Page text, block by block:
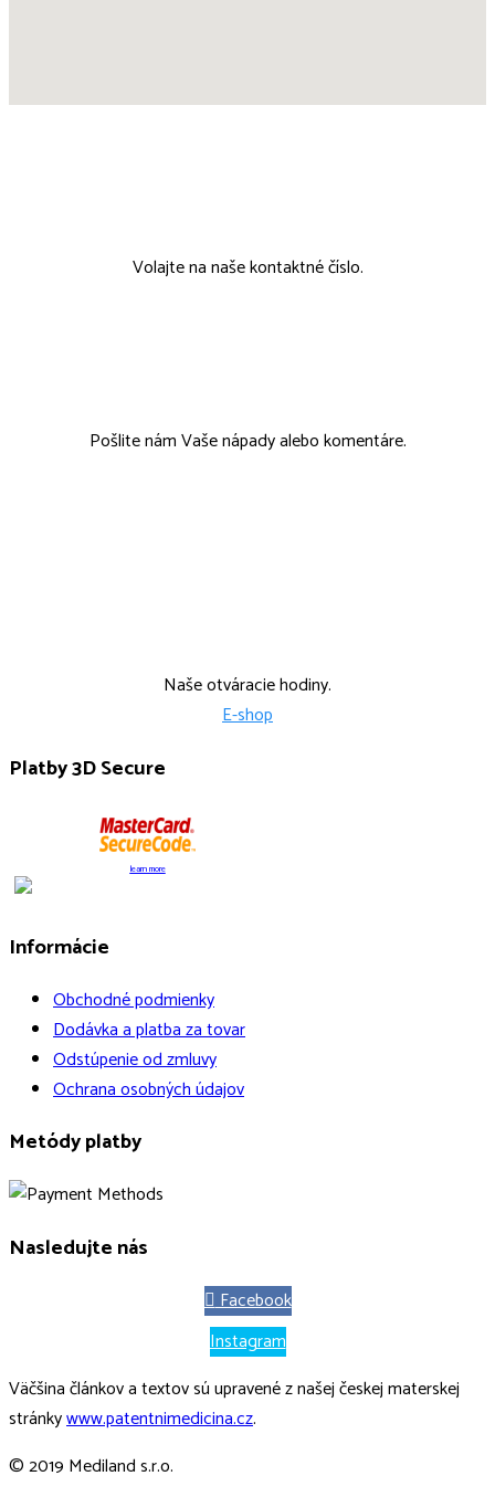
Volajte na naše kontaktné číslo.
Pošlite nám Vaše nápady alebo komentáre.
Naše otváracie hodiny.
E-shop
Platby 3D Secure
learn more
Informácie
Obchodné podmienky
Dodávka a platba za tovar
Odstúpenie od zmluvy
Ochrana osobných údajov
Metódy platby
Nasledujte nás
Facebook
Instagram
Väčšina článkov a textov sú upravené z našej českej materskej
stránkywww.patentnimedicina.cz.
© 2019 Mediland s.r.o.